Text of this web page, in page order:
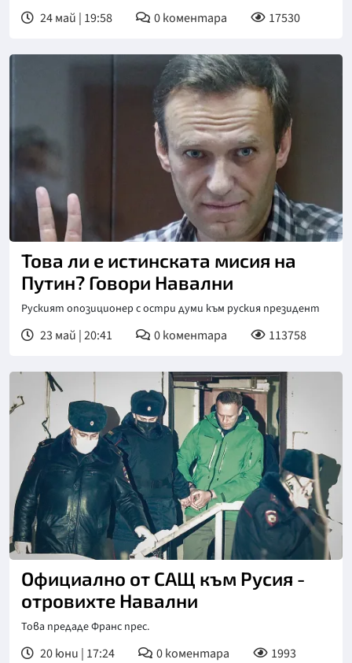
24 май | 19:58 0коментара 17530
Това ли е истинската мисия на
Путин? Говори Навални
Руският опозиционер с остри думи към руския президент
23 май | 20:41 0коментара 113758
Официално от САЩ към Русия -
отровихте Навални
Това предаде Франс прес.
20 юни | 17:24 0коментара 1993